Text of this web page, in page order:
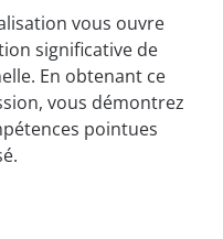
vous ouvre
significative de
En obtenant ce
vous démontrez
pointues